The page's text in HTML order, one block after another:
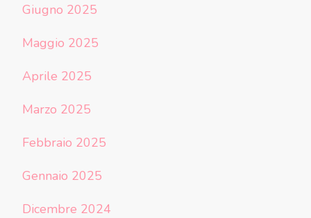
Giugno 2025
Maggio 2025
Aprile 2025
Marzo 2025
Febbraio 2025
Gennaio 2025
Dicembre 2024